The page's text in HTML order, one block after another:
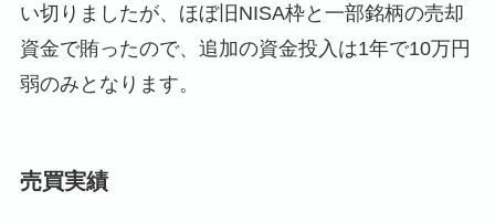
い切りましたが、ほぼ旧NISA枠と一部銘柄の売却
資金で賄ったので、追加の資金投入は1年で10万円
弱のみとなります。
売買実績